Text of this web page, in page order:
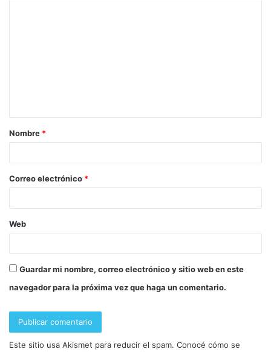
Nombre *
Correo electrónico *
Web
Guardar mi nombre, correo electrónico y sitio web en este
navegador para la próxima vez que haga un comentario.
Este sitio usa Akismet para reducir el spam. Conocé cómo se